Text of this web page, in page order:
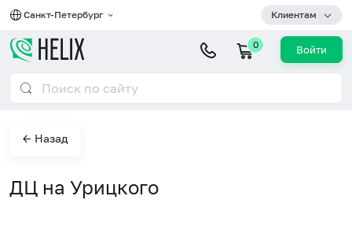
Санкт-Петербург Клиентам
0 Войти
← Назад
ДЦ на Урицкого